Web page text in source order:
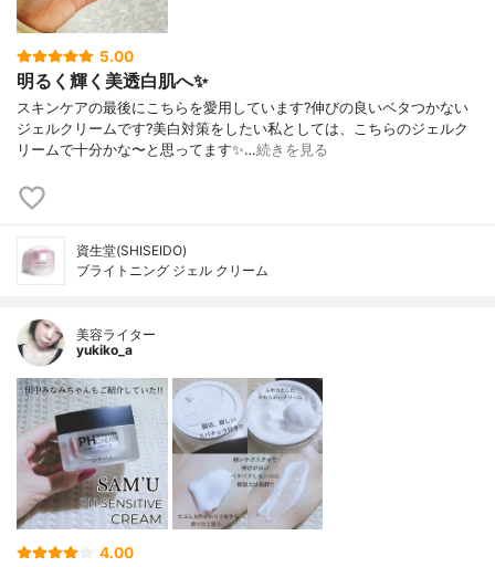
5.00
明るく輝く美透白肌へ✨
スキンケアの最後にこちらを愛用しています?伸びの良いベタつかない
ジェルクリームです?美白対策をしたい私としては、こちらのジェルク
リームで十分かな〜と思ってます✨…続きを見る
資生堂(SHISEIDO)
ブライトニング ジェル クリーム
美容ライター
yukiko_a
4.00